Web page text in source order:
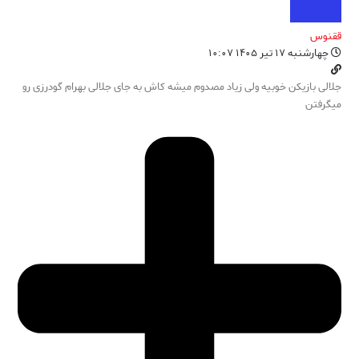
ققنوس
چهارشنبه ۱۷ تیر ۱۴۰۵ ۱۰:۰۷
جلالی بازیکن خوبیه ولی زیاد مصدوم میشه کاش به جای جلالی بهرام گودرزی رو
میگرفتن